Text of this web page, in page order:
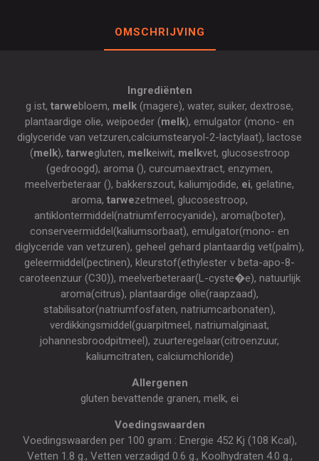
OMSCHRIJVING
Ingrediënten
g ist, tarwebloem, melk (magere), water, suiker, dextrose,
plantaardige olie, weipoeder (melk), emulgator (mono- en
diglyceride van vetzuren,calciumstearyol-2-lactylaat), lactose
(melk), tarwegluten, melkeiwit, melkvet, glucosestroop
(gedroogd), aroma (), curcumaextract, enzymen,
meelverbeteraar (), bakkerszout, kaliumjodide, ei, gelatine,
aroma, tarwezetmeel, glucosestroop,
antiklontermiddel(natriumferrocyanide), aroma(boter),
conserveermiddel(kaliumsorbaat), emulgator(mono- en
diglyceride van vetzuren), geheel gehard plantaardig vet(palm),
geleermiddel(pectinen), kleurstof(ethylester v beta-apo-8-
caroteenzuur (C30)), meelverbeteraar(L-cyste�e), natuurlijk
aroma(citrus), plantaardige olie(raapzaad),
stabilisator(natriumfosfaten, natriumcarbonaten),
verdikkingsmiddel(guarpitmeel, natriumalginaat,
johannesbroodpitmeel), zuurteregelaar(citroenzuur,
kaliumcitraten, calciumchloride)
Allergenen
gluten bevattende granen, melk, ei
Voedingswaarden
Voedingswaarden per 100 gram : Energie 452 Kj (108 Kcal),
Vetten 1.8 g., Vetten verzadigd 0.6 g., Koolhydraten 4.0 g.,